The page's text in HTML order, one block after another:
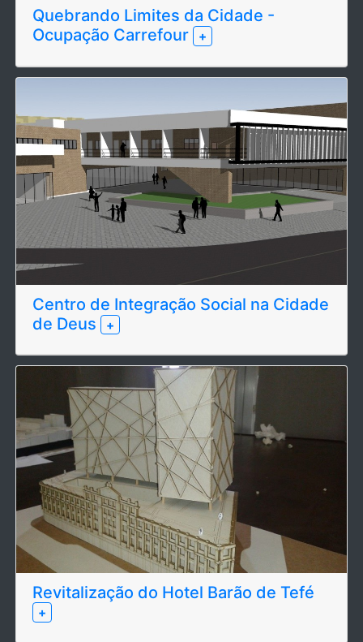
Quebrando Limites da Cidade -
Ocupação Carrefour
+
Centro de Integração Social na Cidade
de Deus
+
Revitalização do Hotel Barão de Tefé
+